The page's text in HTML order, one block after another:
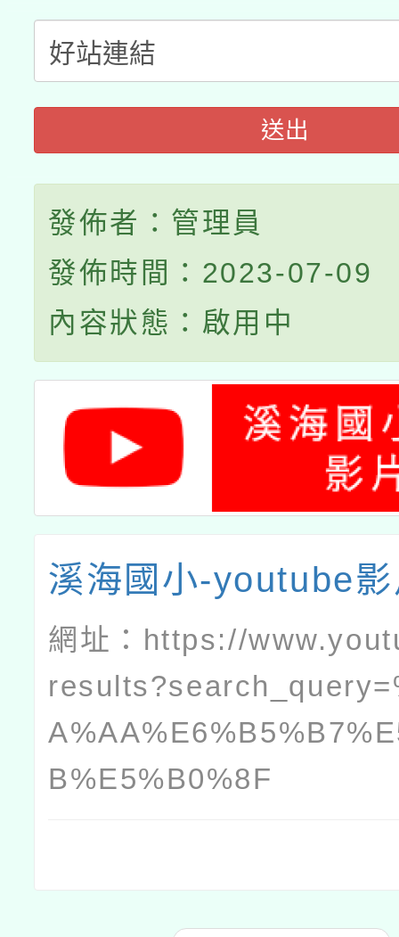
送出
發佈者：管理員
發佈時間：2023-07-09
內容狀態：啟用中
溪海國小-youtube
網址： https://
B%E5%B0%8F